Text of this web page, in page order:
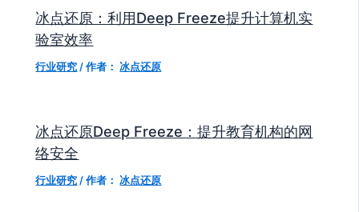
冰点还原：利用Deep Freeze提升计算机实
验室效率
行业研究 / 作者： 冰点还原
冰点还原Deep Freeze：提升教育机构的网
络安全
行业研究 / 作者： 冰点还原